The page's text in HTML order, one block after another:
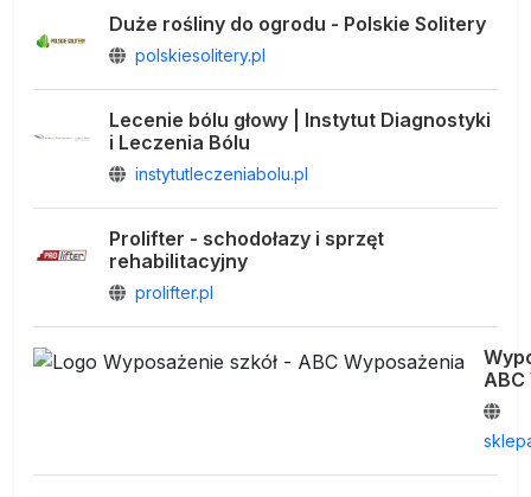
Duże rośliny do ogrodu - Polskie Solitery
polskiesolitery.pl
Lecenie bólu głowy | Instytut Diagnostyki
i Leczenia Bólu
instytutleczeniabolu.pl
Prolifter - schodołazy i sprzęt
rehabilitacyjny
prolifter.pl